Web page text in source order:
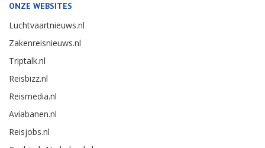
ONZE WEBSITES
Luchtvaartnieuws.nl
Zakenreisnieuws.nl
Triptalk.nl
Reisbizz.nl
Reismedia.nl
Aviabanen.nl
Reisjobs.nl